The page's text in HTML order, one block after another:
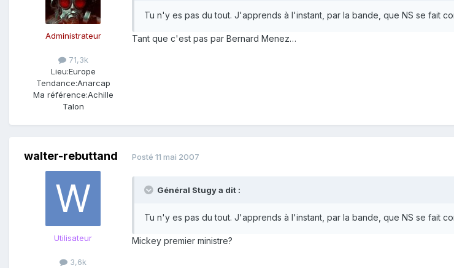
Administrateur
71,3k
Lieu:Europe
Tendance:Anarcap
Ma référence:Achille
Talon
Tu n'y es pas du tout. J'apprends à l'instant, par la bande, que NS se fait
Tant que c'est pas par Bernard Menez…
walter-rebuttand
Utilisateur
3,6k
Posté 11 mai 2007
Général Stugy a dit :
Tu n'y es pas du tout. J'apprends à l'instant, par la bande, que NS se fait
Mickey premier ministre?